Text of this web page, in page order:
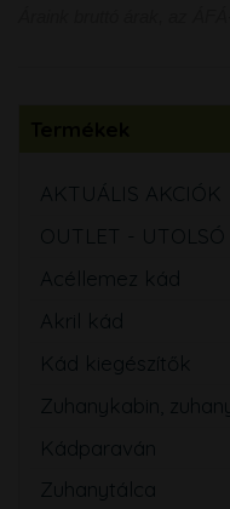
AKTUÁLIS AKCIÓK
OUTLET -
Acéllemez kád
Akril kád
Kád kiegészítők
Zuhanykabin,
Kádparaván
Zuhanytálca